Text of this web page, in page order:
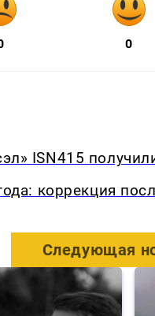
0
ISN415
коррекция
Следующая